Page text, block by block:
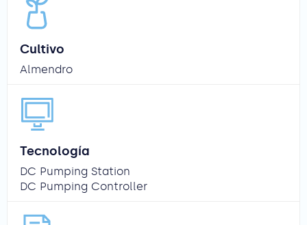
Cultivo
Almendro
Tecnología
DC Pumping Station
DC Pumping Controller